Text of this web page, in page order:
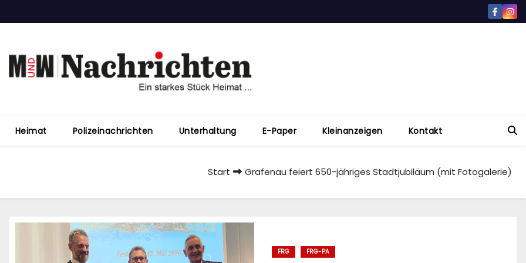
Heimat Polizeinachrichten Unterhaltung E-Paper Kleinanzeigen Kontakt
Start Grafenau feiert 650-jähriges Stadtjubiläum (mit Fotogalerie)
FRG FRG-PA